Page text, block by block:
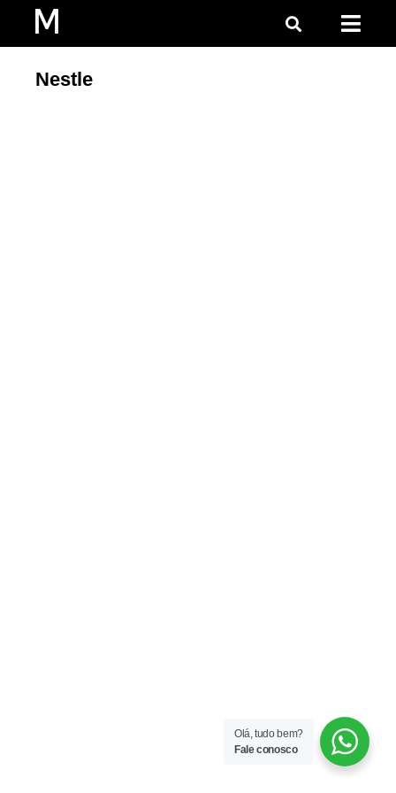
Nestle
Olá, tudo bem?
Fale conosco